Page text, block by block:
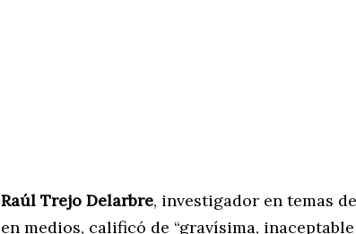
Raúl Trejo Delarbre, investigador en temas de
en medios, calificó de “gravísima,